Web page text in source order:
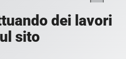
dei lavori
sito